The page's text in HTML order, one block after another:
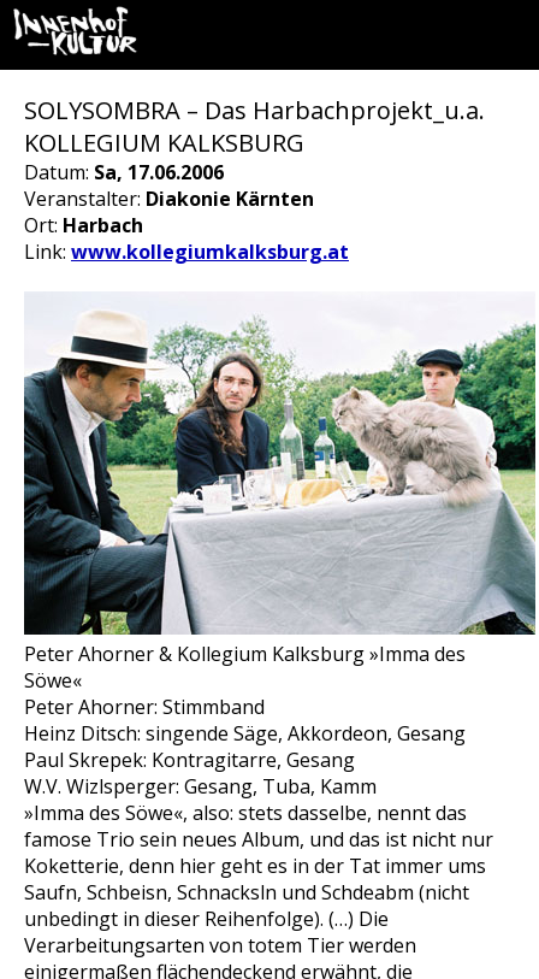
SOLYSOMBRA – Das Harbachprojekt_u.a.
KOLLEGIUM KALKSBURG
Datum: Sa, 17.06.2006
Veranstalter: Diakonie Kärnten
Ort: Harbach
Link: www.kollegiumkalksburg.at
Peter Ahorner & Kollegium Kalksburg »Imma des
Söwe«
Peter Ahorner: Stimmband
Heinz Ditsch: singende Säge, Akkordeon, Gesang
Paul Skrepek: Kontragitarre, Gesang
W.V. Wizlsperger: Gesang, Tuba, Kamm
»Imma des Söwe«, also: stets dasselbe, nennt das
famose Trio sein neues Album, und das ist nicht nur
Koketterie, denn hier geht es in der Tat immer ums
Saufn, Schbeisn, Schnacksln und Schdeabm (nicht
unbedingt in dieser Reihenfolge). (…) Die
Verarbeitungsarten von totem Tier werden
einigermaßen flächendeckend erwähnt, die